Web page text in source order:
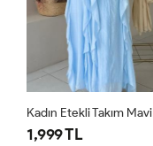
Kadın Etekli Takım Mavi
1,999 TL